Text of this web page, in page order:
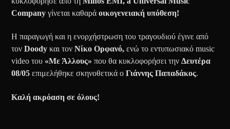
Companyγίνεται καθαρά οικογενειακή υπόθεση!
Η παραγωγή και η ενορχήστρωση του τραγουδιού έγινε από
τονDoodyκαι τονΝίκο Ορφανό,ενώ το εντυπωσιακό music
video του «Με Άλλους»που θα κυκλοφορήσει τηνΔευτέρα
08/05 επιμελήθηκε σκηνοθετικά οΓιάννης Παπαδάκος.
Καλή ακρόαση σε όλους!